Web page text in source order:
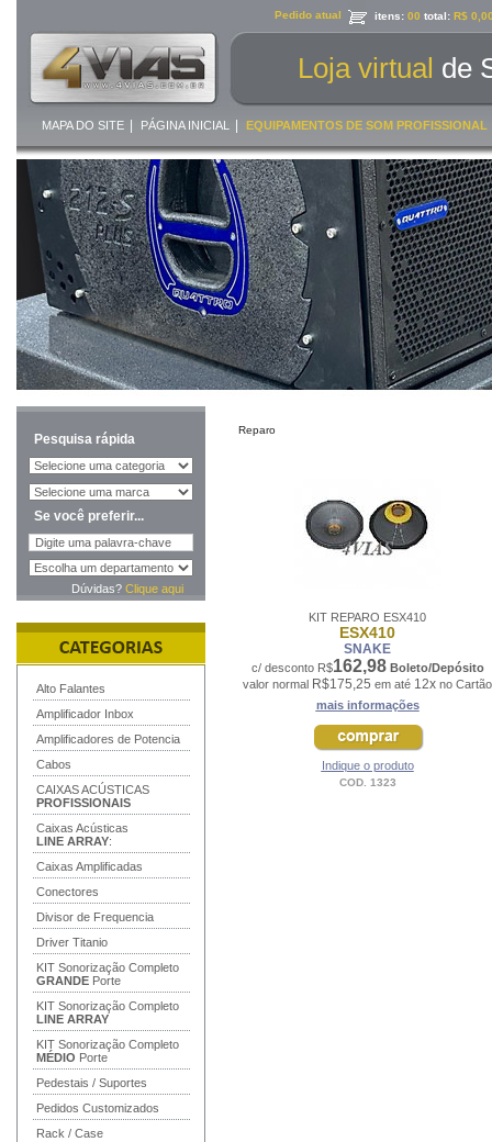
Pedido atual itens: 00 total: R$
Loja virtual de
MAPA DO SITE PÁGINA INICIAL EQUIPAMENTOS DE SOM PROFISSIONAL
Pesquisa rápida
Se você preferir...
Dúvidas? Clique aqui
Alto Falantes
Amplificador Inbox
Amplificadores de Potencia
Cabos
CAIXAS ACÚSTICAS
PROFISSIONAIS
Caixas Acústicas
LINE ARRAY:
Caixas Amplificadas
Conectores
Divisor de Frequencia
Driver Titanio
KIT Sonorização Completo
GRANDE Porte
KIT Sonorização Completo
LINE ARRAY
KIT Sonorização Completo
MÉDIO Porte
Pedestais / Suportes
Pedidos Customizados
Rack / Case
Reparo
KIT REPARO ESX410
ESX410
SNAKE
c/ desconto R$162,98 Boleto/Depósito
valor normal R$175,25 em até 12x no Cartão
mais informações
Indique o produto
COD. 1323